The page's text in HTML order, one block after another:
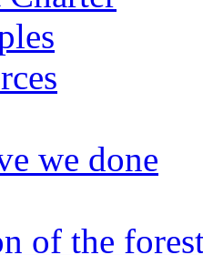
we done
of the